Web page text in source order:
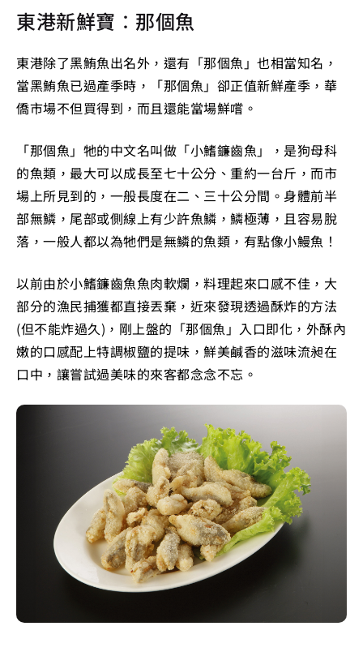
東港新鮮寶：那個魚
東港除了黑鮪魚出名外，還有「那個魚」也相當知名，
當黑鮪魚已過產季時，「那個魚」卻正值新鮮產季，華
僑市場不但買得到，而且還能當場鮮嚐。
「那個魚」牠的中文名叫做「小鰭鐮齒魚」，是狗母科
的魚類，最大可以成長至七十公分、重約一台斤，而市
場上所見到的，一般長度在二、三十公分間。身體前半
部無鱗，尾部或側線上有少許魚鱗，鱗極薄，且容易脫
落，一般人都以為牠們是無鱗的魚類，有點像小鰻魚！
以前由於小鰭鐮齒魚魚肉軟爛，料理起來口感不佳，大
部分的漁民捕獲都直接丟棄，近來發現透過酥炸的方法
(但不能炸過久)，剛上盤的「那個魚」入口即化，外酥內
嫩的口感配上特調椒鹽的提味，鮮美鹹香的滋味流昶在
口中，讓嘗試過美味的來客都念念不忘。